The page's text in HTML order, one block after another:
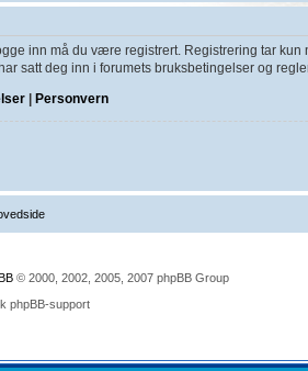
inn må du være registrert. Registrering tar
satt deg inn i forumets bruksbetingelser og
| Personvern
© 2000, 2002, 2005, 2007 phpBB Group
phpBB-support